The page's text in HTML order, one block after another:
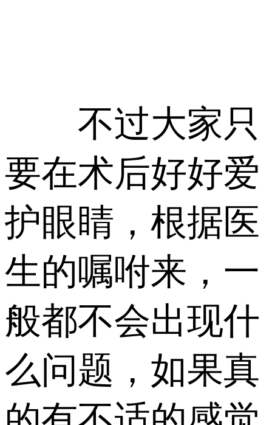
不过大家只
要在术后好好爱
护眼睛，根据医
生的嘱咐来，一
般都不会出现什
么问题，如果真